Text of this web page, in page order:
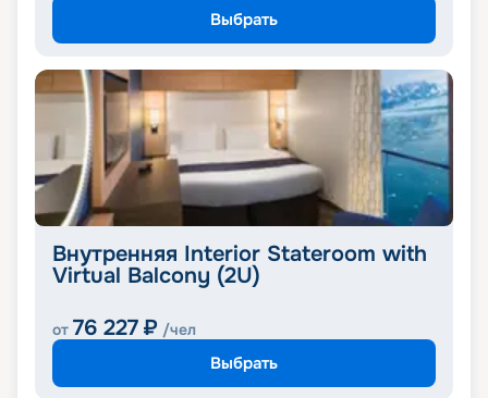
Выбрать
Внутренняя Interior Stateroom with
Virtual Balcony (2U)
от 76 227 ₽ /чел
Выбрать